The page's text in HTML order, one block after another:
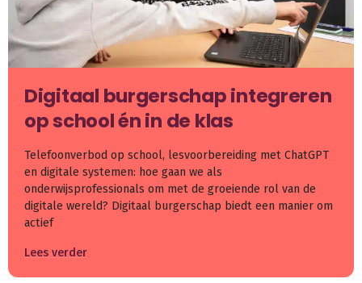
Digitaal burgerschap integreren
op school én in de klas
Telefoonverbod op school, lesvoorbereiding met ChatGPT
en digitale systemen: hoe gaan we als
onderwijsprofessionals om met de groeiende rol van de
digitale wereld? Digitaal burgerschap biedt een manier om
actief
Lees verder